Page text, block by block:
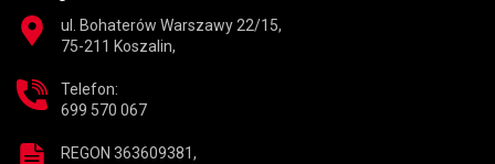
ul. Bohaterów Warszawy 22/15,
75-211 Koszalin,
Telefon:
699 570 067
REGON 363609381,